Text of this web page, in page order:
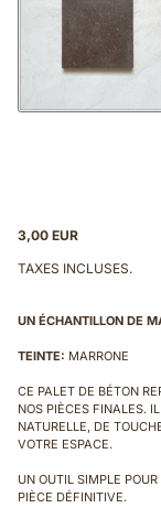
3,00 EUR
TAXES INCLUSES.
UN ÉCHANTILLON DE
TEINTE: MARRONE
CE PALET DE BÉTON
NOS PIÈCES FINALES.
NATURELLE, DE
VOTRE ESPACE.
UN OUTIL SIMPLE
PIÈCE DÉFINITIVE.